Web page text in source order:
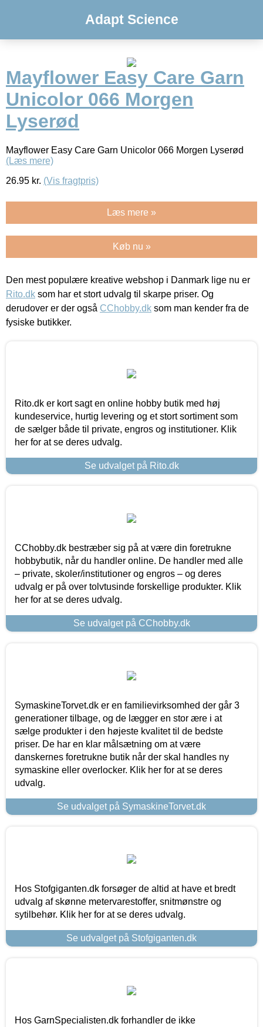
Adapt Science
Mayflower Easy Care Garn
Unicolor 066 Morgen
Lyserød
Mayflower Easy Care Garn Unicolor 066 Morgen Lyserød
(Læs mere)
26.95 kr. (Vis fragtpris)
Læs mere »
Køb nu »
Den mest populære kreative webshop i Danmark lige nu er
Rito.dk som har et stort udvalg til skarpe priser. Og
derudover er der også CChobby.dk som man kender fra de
fysiske butikker.
Rito.dk er kort sagt en online hobby butik med høj
kundeservice, hurtig levering og et stort sortiment som
de sælger både til private, engros og institutioner. Klik
her for at se deres udvalg.
Se udvalget på Rito.dk
CChobby.dk bestræber sig på at være din foretrukne
hobbybutik, når du handler online. De handler med alle
– private, skoler/institutioner og engros – og deres
udvalg er på over tolvtusinde forskellige produkter. Klik
her for at se deres udvalg.
Se udvalget på CChobby.dk
SymaskineTorvet.dk er en familievirksomhed der går 3
generationer tilbage, og de lægger en stor ære i at
sælge produkter i den højeste kvalitet til de bedste
priser. De har en klar målsætning om at være
danskernes foretrukne butik når der skal handles ny
symaskine eller overlocker. Klik her for at se deres
udvalg.
Se udvalget på SymaskineTorvet.dk
Hos Stofgiganten.dk forsøger de altid at have et bredt
udvalg af skønne metervarestoffer, snitmønstre og
sytilbehør. Klik her for at se deres udvalg.
Se udvalget på Stofgiganten.dk
Hos GarnSpecialisten.dk forhandler de ikke